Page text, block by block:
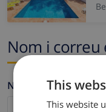
Nom i correu
Nom * This
This website